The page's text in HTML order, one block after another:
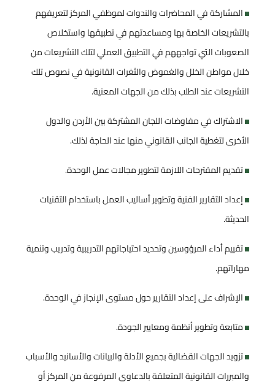
المشاركة في المحاضرات والندوات لموظفي المركز لتعريفهم
بالتشريعات الخاصة بها ومساعدتهم في تطبيقها واستخلاص
الصعوبات التي تواجههم في التطبيق العملي لتلك التشريعات من
خلال مواطن الخلل والغموض والثغرات القانونية في نصوص تلك
التشريعات عند الطلب بذلك من الجهات المعنية.
الاشتراك في مفاوضات اللجان المشتركة بين الأردن والدول
الأخرى لتغطية الجانب القانوني منها عند الحاجة لذلك.
تقديم المقترحات اللازمة لتطوير مجالات عمل الوحدة.
إعداد التقارير الفنية وتطوير أساليب العمل باستخدام التقنيات
الحديثة.
تقييم أداء المرؤوسين وتحديد احتياجاتهم التدريبية وتدريب وتنمية
مهاراتهم.
الإشراف على إعداد التقارير حول مستوى الإنجاز في الوحدة.
متابعة وتطوير أنظمة ومعايير الجودة.
تزويد الجهات القضائية بجميع الأدلة والبيانات والأسانيد والأسباب
والمبررات القانونية المتعلقة بالدعاوى المرفوعة من المركز أو